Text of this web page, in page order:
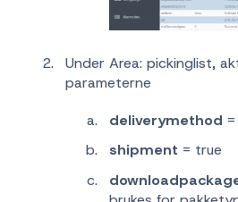
Under Area: pickinglist,
parameterne
deliverymethod
shipment = true